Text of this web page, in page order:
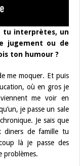
tu interprètes, un
jugement ou de
ton humour ?
me moquer. Et puis
où en gros je
viennent me voir en
je passe un sale
Je sais que
diners de famille tu
là je passe des
problèmes.